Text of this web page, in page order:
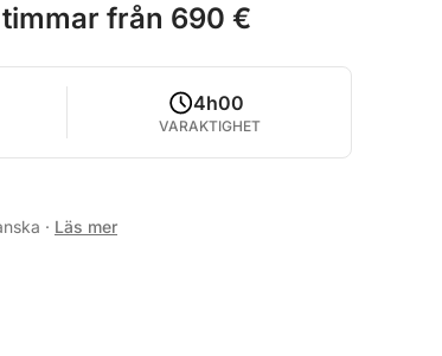
från 690 €
4h00
VARAKTIGHET
· Läs mer